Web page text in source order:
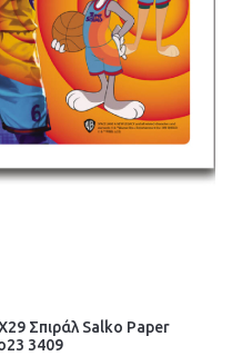
Σπιράλ Salko Paper
3409